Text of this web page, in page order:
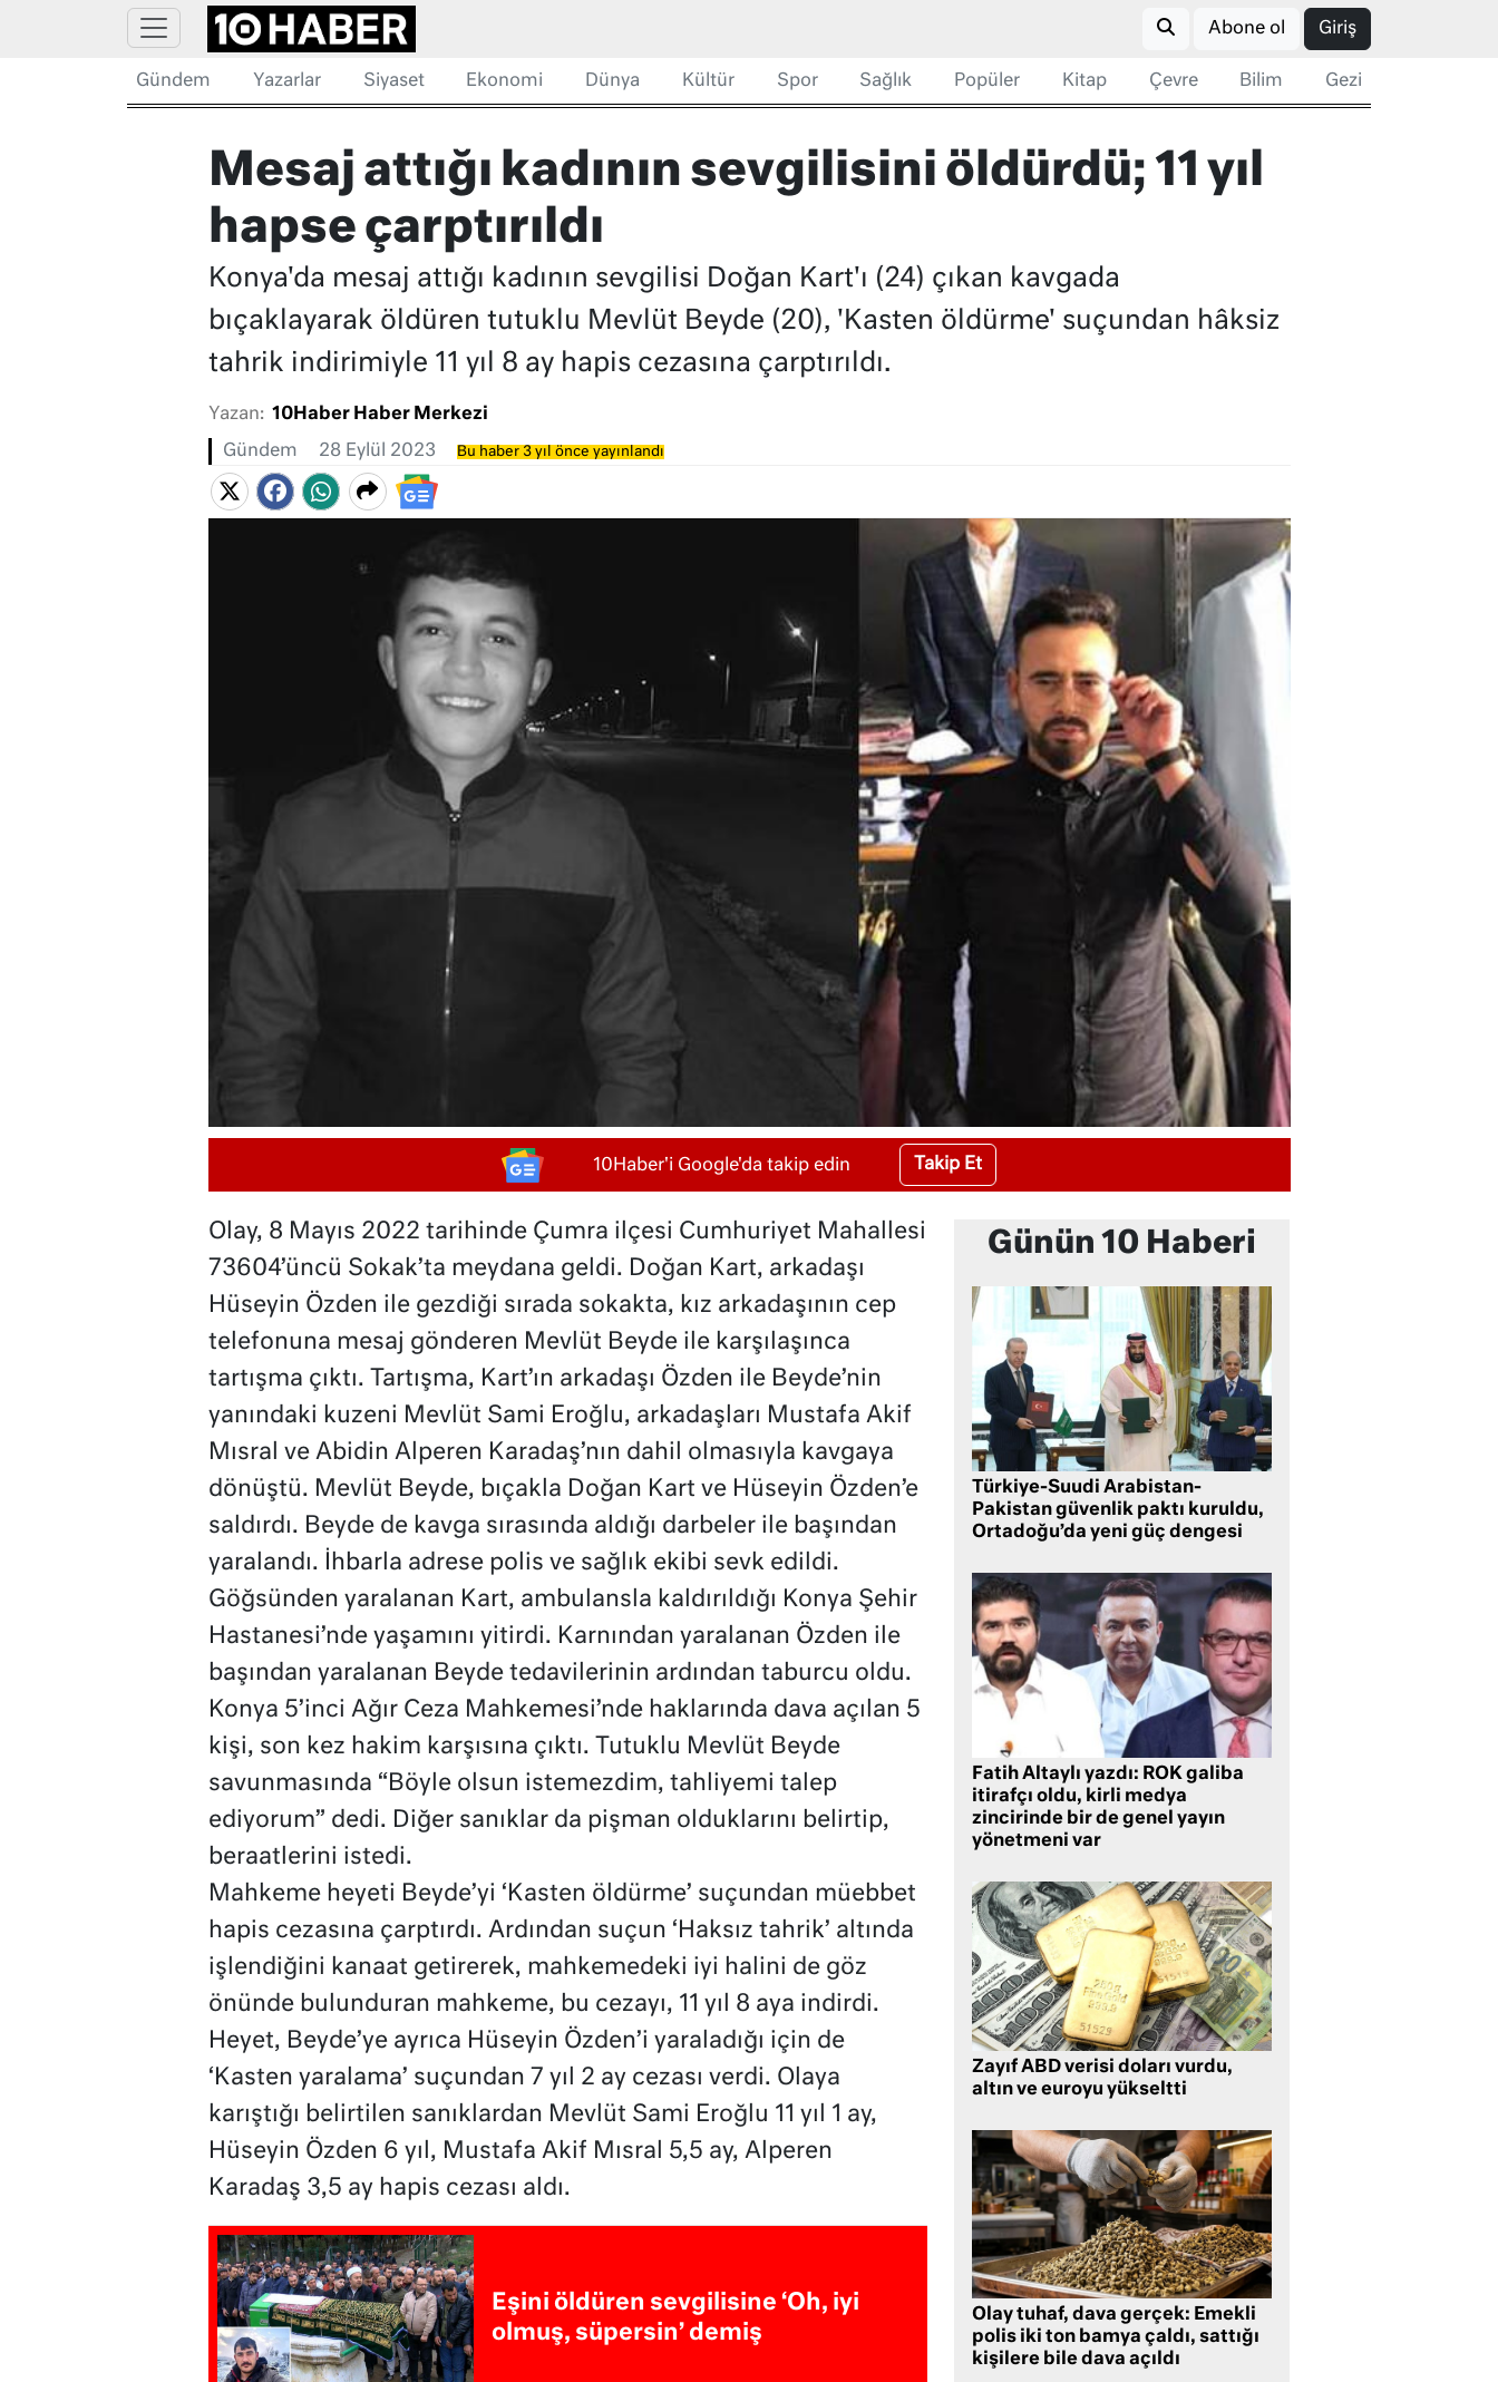
Abone ol Giriş
Gündem Yazarlar Siyaset Ekonomi Dünya Kültür Spor Sağlık Popüler Kitap Çevre Bilim Gezi
Mesaj attığı kadının sevgilisini öldürdü; 11 yıl
hapse çarptırıldı
Konya'da mesaj attığı kadının sevgilisi Doğan Kart'ı (24) çıkan kavgada
bıçaklayarak öldüren tutuklu Mevlüt Beyde (20), 'Kasten öldürme' suçundan hâksiz
tahrik indirimiyle 11 yıl 8 ay hapis cezasına çarptırıldı.
Yazan: 10Haber Haber Merkezi
Gündem 28 Eylül 2023 Bu haber 3 yıl önce yayınlandı
10Haber'i Google'da takip edin Takip Et
Olay, 8 Mayıs 2022 tarihinde Çumra ilçesi Cumhuriyet Mahallesi
73604’üncü Sokak’ta meydana geldi. Doğan Kart, arkadaşı
Hüseyin Özden ile gezdiği sırada sokakta, kız arkadaşının cep
telefonuna mesaj gönderen Mevlüt Beyde ile karşılaşınca
tartışma çıktı. Tartışma, Kart’ın arkadaşı Özden ile Beyde’nin
yanındaki kuzeni Mevlüt Sami Eroğlu, arkadaşları Mustafa Akif
Mısral ve Abidin Alperen Karadaş’nın dahil olmasıyla kavgaya
dönüştü. Mevlüt Beyde, bıçakla Doğan Kart ve Hüseyin Özden’e
saldırdı. Beyde de kavga sırasında aldığı darbeler ile başından
yaralandı. İhbarla adrese polis ve sağlık ekibi sevk edildi.
Göğsünden yaralanan Kart, ambulansla kaldırıldığı Konya Şehir
Hastanesi’nde yaşamını yitirdi. Karnından yaralanan Özden ile
başından yaralanan Beyde tedavilerinin ardından taburcu oldu.
Konya 5’inci Ağır Ceza Mahkemesi’nde haklarında dava açılan 5
kişi, son kez hakim karşısına çıktı. Tutuklu Mevlüt Beyde
savunmasında “Böyle olsun istemezdim, tahliyemi talep
ediyorum” dedi. Diğer sanıklar da pişman olduklarını belirtip,
beraatlerini istedi.
Mahkeme heyeti Beyde’yi ‘Kasten öldürme’ suçundan müebbet
hapis cezasına çarptırdı. Ardından suçun ‘Haksız tahrik’ altında
işlendiğini kanaat getirerek, mahkemedeki iyi halini de göz
önünde bulunduran mahkeme, bu cezayı, 11 yıl 8 aya indirdi.
Heyet, Beyde’ye ayrıca Hüseyin Özden’i yaraladığı için de
‘Kasten yaralama’ suçundan 7 yıl 2 ay cezası verdi. Olaya
karıştığı belirtilen sanıklardan Mevlüt Sami Eroğlu 11 yıl 1 ay,
Hüseyin Özden 6 yıl, Mustafa Akif Mısral 5,5 ay, Alperen
Karadaş 3,5 ay hapis cezası aldı.
Eşini öldüren sevgilisine ‘Oh, iyi
olmuş, süpersin’ demiş
Günün 10 Haberi
Türkiye-Suudi Arabistan-
Pakistan güvenlik paktı kuruldu,
Ortadoğu’da yeni güç dengesi
Fatih Altaylı yazdı: ROK galiba
itirafçı oldu, kirli medya
zincirinde bir de genel yayın
yönetmeni var
Zayıf ABD verisi doları vurdu,
altın ve euroyu yükseltti
Olay tuhaf, dava gerçek: Emekli
polis iki ton bamya çaldı, sattığı
kişilere bile dava açıldı